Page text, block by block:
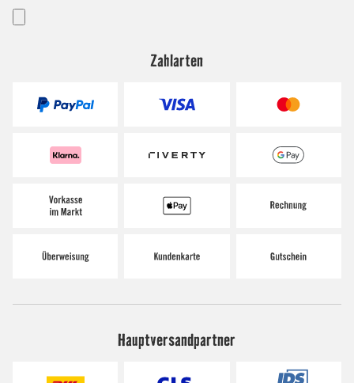
Zahlarten
Hauptversandpartner